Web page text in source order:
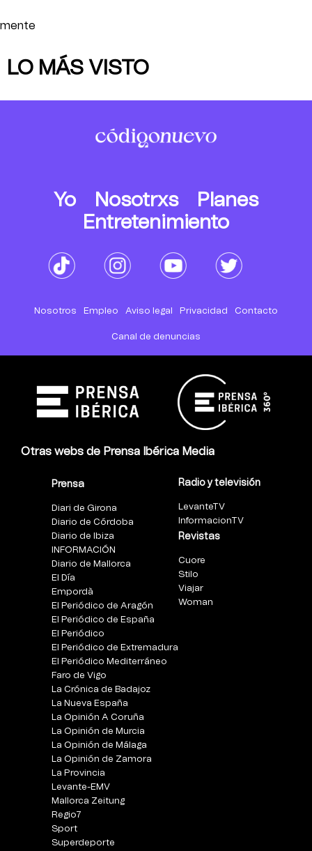
mente
LO MÁS VISTO
Yo Nosotrxs
Planes
Entretenimiento
Nosotros Empleo Aviso legal Privacidad Contacto
Canal de denuncias
Otras webs de Prensa Ibérica Media
Prensa
Diari de Girona
Diario de Córdoba
Diario de Ibiza
INFORMACIÓN
Diario de Mallorca
El Día
Empordà
El Periódico de Aragón
El Periódico de España
El Periódico
El Periódico de Extremadura
El Periódico Mediterráneo
Faro de Vigo
La Crónica de Badajoz
La Nueva España
La Opinión A Coruña
La Opinión de Murcia
La Opinión de Málaga
La Opinión de Zamora
La Provincia
Levante-EMV
Mallorca Zeitung
Regio7
Sport
Superdeporte
Radio y televisión
LevanteTV
InformacionTV
Revistas
Cuore
Stilo
Viajar
Woman